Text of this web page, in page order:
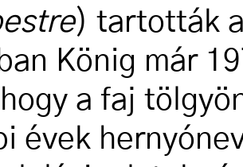
) tartották
König már
a faj
évek